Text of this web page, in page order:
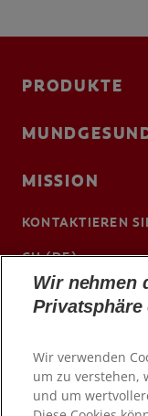
PRODUKTE
MISSION
KONTAKTIEREN
CH (DE)
Wir nehmen
Privatsphäre
Wir verwenden
um zu verstehen,
und um